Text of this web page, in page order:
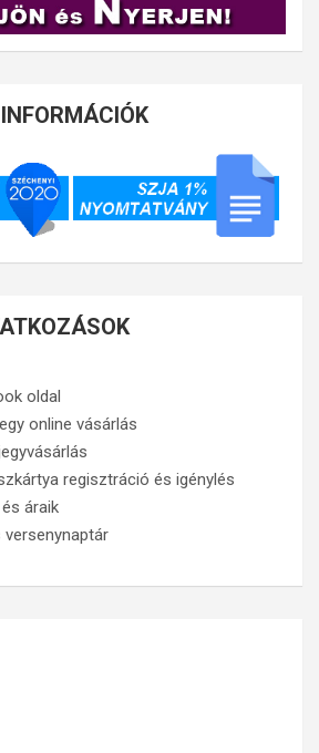
oldal
online vásárlás
regisztráció és igénylés
áraik
versenynaptár